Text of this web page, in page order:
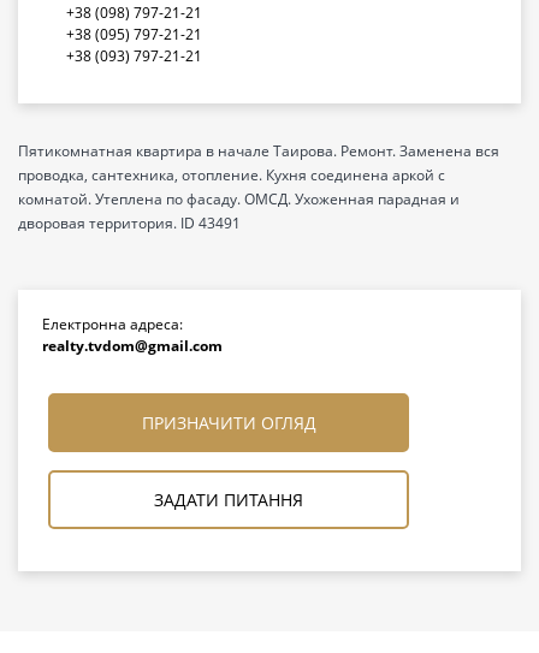
+38 (098) 797-21-21
+38 (095) 797-21-21
+38 (093) 797-21-21
Пятикомнатная квартира в начале Таирова. Ремонт. Заменена вся
проводка, сантехника, отопление. Кухня соединена аркой с
комнатой. Утеплена по фасаду. ОМСД. Ухоженная парадная и
дворовая территория. ID 43491
Електронна адреса:
realty.tvdom@gmail.com
ПРИЗНАЧИТИ ОГЛЯД
ЗАДАТИ ПИТАННЯ